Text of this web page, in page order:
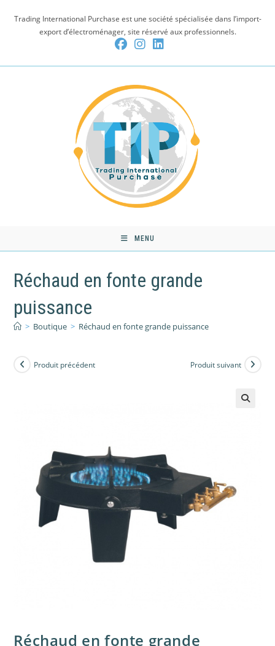
Trading International Purchase est une société spécialisée dans l’import-
export d’électroménager, site réservé aux professionnels.
MENU
Réchaud en fonte grande
puissance
> Boutique > Réchaud en fonte grande puissance
Produit précédent Produit suivant
Réchaud en fonte grande